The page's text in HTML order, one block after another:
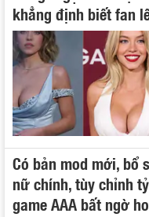
khẳng định biết fan
Có bản mod mới, bổ
nữ chính, tùy chỉnh
game AAA bất ngờ